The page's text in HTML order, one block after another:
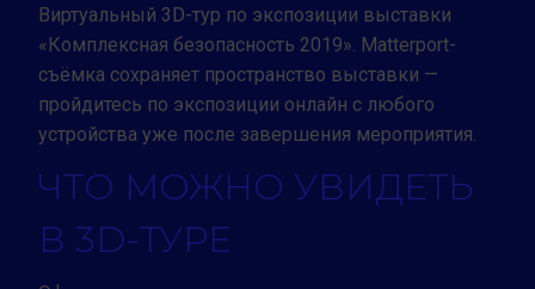
Виртуальный 3D-тур по экспозиции выставки
«Комплексная безопасность 2019». Matterport-
съёмка сохраняет пространство выставки —
пройдитесь по экспозиции онлайн с любого
устройства уже после завершения мероприятия.
ЧТО МОЖНО УВИДЕТЬ
В 3D-ТУРЕ